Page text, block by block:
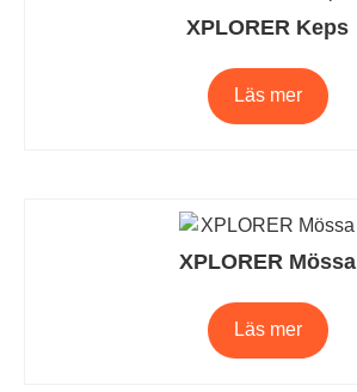
XPLORER Keps
Läs mer
XPLORER Mössa
Läs mer